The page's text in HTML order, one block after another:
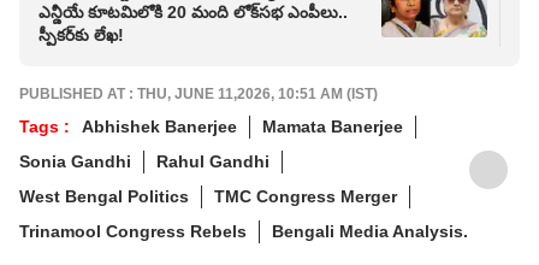
ఎన్డీయే కూటమిలోకి 20 మంది లోక్‌సభ ఎంపీలు..
స్పీకర్‌కు లేఖ!
PUBLISHED AT : THU, JUNE 11,2026, 10:51 AM (IST)
Tags : Abhishek Banerjee
Mamata Banerjee
Sonia Gandhi
Rahul Gandhi
West Bengal Politics
TMC Congress Merger
Trinamool Congress Rebels
Bengali Media Analysis.